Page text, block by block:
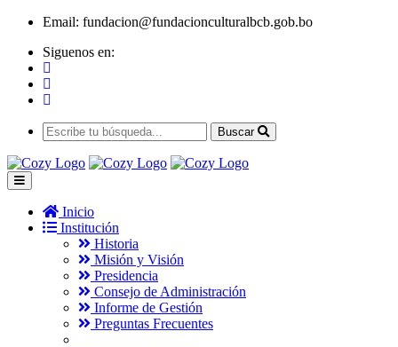
Email: fundacion@fundacionculturalbcb.gob.bo
Siguenos en:
Buscar
Inicio
Institución
Historia
Misión y Visión
Presidencia
Consejo de Administración
Informe de Gestión
Preguntas Frecuentes